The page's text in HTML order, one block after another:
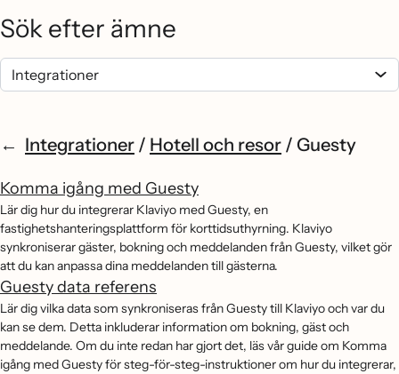
Sök efter ämne
Integrationer / Hotell och resor / Guesty
Komma igång med Guesty
Lär dig hur du integrerar Klaviyo med Guesty, en
fastighetshanteringsplattform för korttidsuthyrning. Klaviyo
synkroniserar gäster, bokning och meddelanden från Guesty, vilket gör
att du kan anpassa dina meddelanden till gästerna.
Guesty data referens
Lär dig vilka data som synkroniseras från Guesty till Klaviyo och var du
kan se dem. Detta inkluderar information om bokning, gäst och
meddelande. Om du inte redan har gjort det, läs vår guide om Komma
igång med Guesty för steg-för-steg-instruktioner om hur du integrerar,